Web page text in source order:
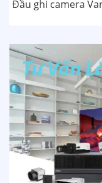
Đầu ghi camera